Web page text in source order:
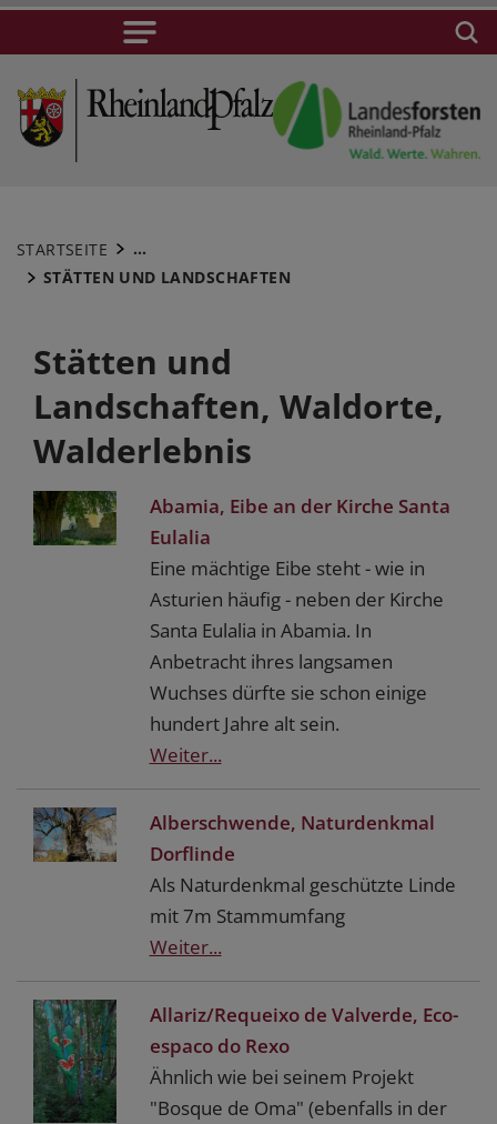
STARTSEITE
...
STÄTTEN UND LANDSCHAFTEN
Stätten und
Landschaften, Waldorte,
Walderlebnis
Abamia, Eibe an der Kirche Santa
Eulalia
Eine mächtige Eibe steht - wie in
Asturien häufig - neben der Kirche
Santa Eulalia in Abamia. In
Anbetracht ihres langsamen
Wuchses dürfte sie schon einige
hundert Jahre alt sein.
Weiter...
Alberschwende, Naturdenkmal
Dorflinde
Als Naturdenkmal geschützte Linde
mit 7m Stammumfang
Weiter...
Allariz/Requeixo de Valverde, Eco-
espaco do Rexo
Ähnlich wie bei seinem Projekt
"Bosque de Oma" (ebenfalls in der